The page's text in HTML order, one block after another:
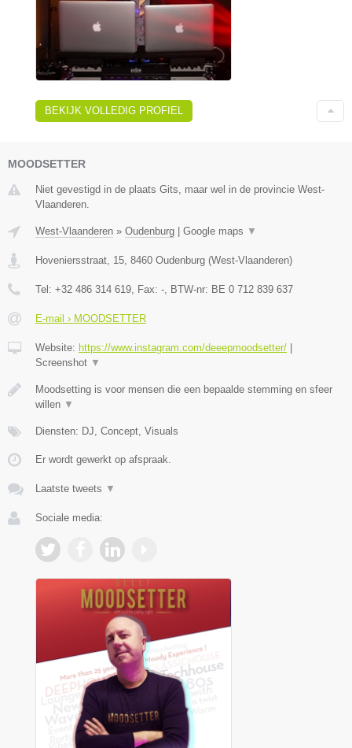
BEKIJK VOLLEDIG PROFIEL
MOODSETTER
Niet gevestigd in de plaats Gits, maar wel in de provincie West-
Vlaanderen.
West-Vlaanderen » Oudenburg Google maps ▼
Hoveniersstraat, 15, 8460 Oudenburg (West-Vlaanderen)
Tel: +32 486 314 619, Fax: -, BTW-nr: BE 0 712 839 637
E-mail › MOODSETTER
Website: https://www.instagram.com/deeepmoodsetter/
Screenshot ▼
Moodsetting is voor mensen die een bepaalde stemming en sfeer
willen ▼
Diensten: DJ, Concept, Visuals
Er wordt gewerkt op afspraak.
Laatste tweets ▼
Sociale media: